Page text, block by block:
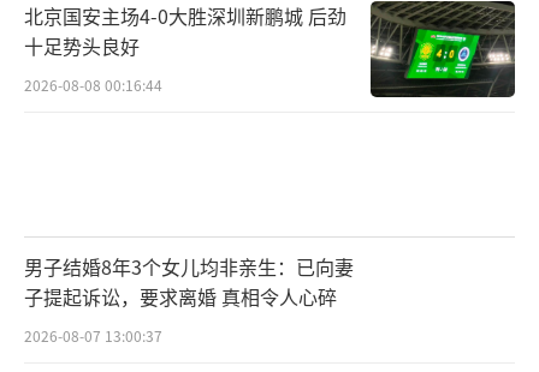
北京国安主场4-0大胜深圳新鹏城 后劲
十足势头良好
2026-08-08 00:16:44
男子结婚8年3个女儿均非亲生：已向妻
子提起诉讼，要求离婚 真相令人心碎
2026-08-07 13:00:37